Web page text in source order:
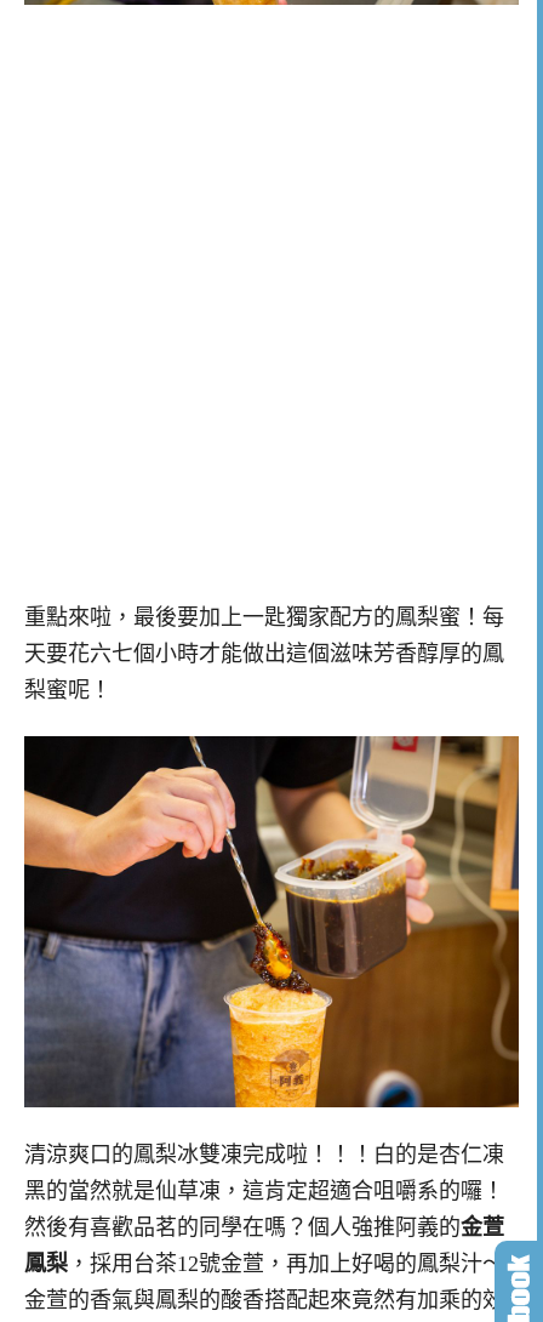
重點來啦，最後要加上一匙獨家配方的鳳梨蜜！每
天要花六七個小時才能做出這個滋味芳香醇厚的鳳
梨蜜呢！
清涼爽口的鳳梨冰雙凍完成啦！！！白的是杏仁凍
黑的當然就是仙草凍，這肯定超適合咀嚼系的囉！
然後有喜歡品茗的同學在嗎？個人強推阿義的金萱
鳳梨 ，採用台茶12號金萱，再加上好喝的鳳梨汁～
金萱的香氣與鳳梨的酸香搭配起來竟然有加乘的效